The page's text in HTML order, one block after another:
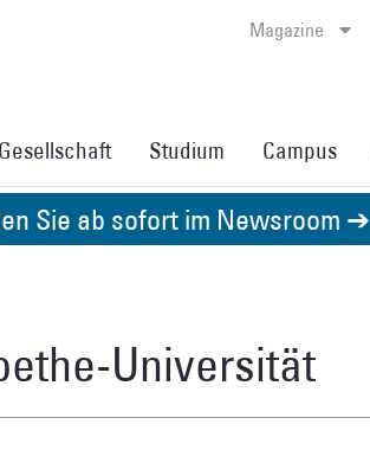
Magazine
Gesellschaft Studium Campus
Sie ab sofort im Newsroom ➔
Universität